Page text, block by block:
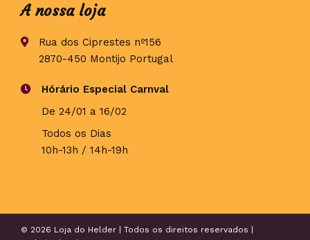
A nossa loja
Rua dos Ciprestes nº156
2870-450 Montijo Portugal
Hórário Especial Carnval
De 24/01 a 16/02
Todos os Dias
10h-13h / 14h-19h
© 2026 Loja do Helder | Todos os direitos reservados |